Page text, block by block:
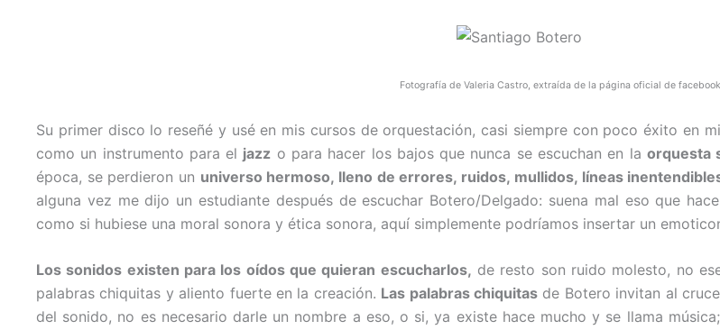
Fotografía de Valeria Castro, extraída de la página oficial de
Su primer disco lo reseñé y usé en mis cursos de orquestación, casi siempre con poco éxito en
como un instrumento para el jazz o para hacer los bajos que nunca se escuchan en la orquesta
época, se perdieron un universo hermoso, lleno de errores, ruidos, mullidos, líneas
alguna vez me dijo un estudiante después de escuchar Botero/Delgado: suena mal eso que
como si hubiese una moral sonora y ética sonora, aquí simplemente podríamos insertar un
Los sonidos existen para los oídos que quieran escucharlos, de resto son ruido molesto, no
palabras chiquitas y aliento fuerte en la creación. Las palabras chiquitas de Botero invitan al
del sonido, no es necesario darle un nombre a eso, o si, ya existe hace mucho y se llama